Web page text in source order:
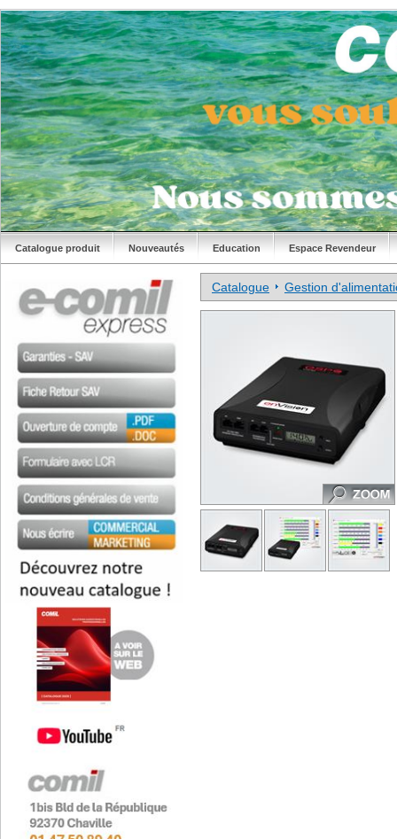
Catalogue produit Nouveautés Education Espace Revendeur
Catalogue Gestion